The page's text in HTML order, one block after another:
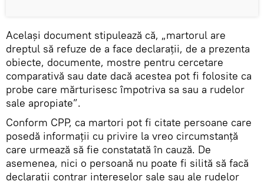
Acelaşi document stipulează că, „martorul are
dreptul să refuze de a face declaraţii, de a prezenta
obiecte, documente, mostre pentru cercetare
comparativă sau date dacă acestea pot fi folosite ca
probe care mărturisesc împotriva sa sau a rudelor
sale apropiate”.
Conform CPP, ca martori pot fi citate persoane care
posedă informaţii cu privire la vreo circumstanţă
care urmează să fie constatată în cauză. De
asemenea, nici o persoană nu poate fi silită să facă
declaraţii contrar intereselor sale sau ale rudelor